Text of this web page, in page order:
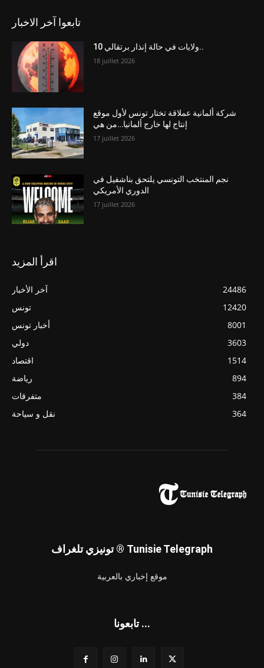
تابعوا آخر الاخبار
10 ولايات في حالة إنذار برتقالي..
18 juillet 2026
شركة ألمانية عملاقة تختار تونس لأول موقع
إنتاج لها خارج ألمانيا…من هي
17 juillet 2026
نجم المنتخب التونسي يلتحق بناشفيل في
الدوري الأمريكي
17 juillet 2026
اقرأ المزيد
آخر الأخبار
24486
تونس
12420
أخبار تونس
8001
دولي
3603
اقتصاد
1514
رياضة
894
متفرقات
384
نقل و سياحة
364
تونيزي تلغراف ® Tunisie Telegraph
موقع إخباري بالعربية
تابعونا ...